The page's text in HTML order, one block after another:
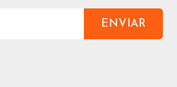
ENVIAR